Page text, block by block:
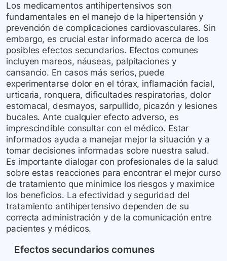
Los medicamentos antihipertensivos son
fundamentales en el manejo de la hipertensión y
prevención de complicaciones cardiovasculares. Sin
embargo, es crucial estar informado acerca de los
posibles efectos secundarios. Efectos comunes
incluyen mareos, náuseas, palpitaciones y
cansancio. En casos más serios, puede
experimentarse dolor en el tórax, inflamación facial,
urticaria, ronquera, dificultades respiratorias, dolor
estomacal, desmayos, sarpullido, picazón y lesiones
bucales. Ante cualquier efecto adverso, es
imprescindible consultar con el médico. Estar
informados ayuda a manejar mejor la situación y a
tomar decisiones informadas sobre nuestra salud.
Es importante dialogar con profesionales de la salud
sobre estas reacciones para encontrar el mejor curso
de tratamiento que minimice los riesgos y maximice
los beneficios. La efectividad y seguridad del
tratamiento antihipertensivo dependen de su
correcta administración y de la comunicación entre
pacientes y médicos.
Efectos secundarios comunes